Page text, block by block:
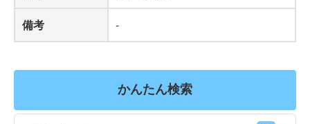
備考 -
かんたん検索